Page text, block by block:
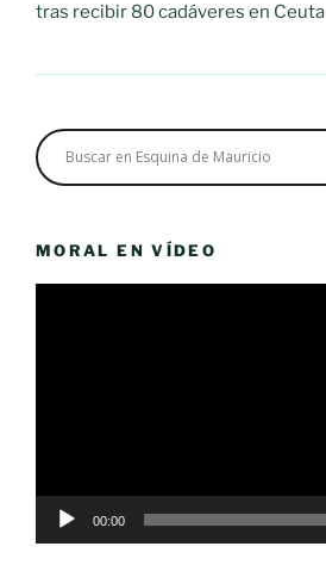
tras recibir 80 cadáveres en Ceuta
MORAL EN VÍDEO
00:00